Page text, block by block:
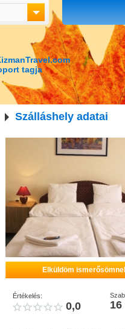
tagja
Szálláshely adatai
Elküldöm
Értékelés:
0,0 16